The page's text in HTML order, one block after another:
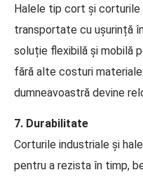
Halele tip cort și
transportate cu ușurință
soluție flexibilă și mobilă
fără alte costuri
dumneavoastră devine
7. Durabilitate
Corturile industriale și
pentru a rezista în timp,